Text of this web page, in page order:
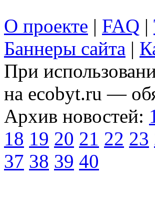
О проекте | FAQ |
Баннеры сайта |
При
на ecobyt.ru —
Архив новостей: 1
18 19 20 21 22 23
37 38 39 40